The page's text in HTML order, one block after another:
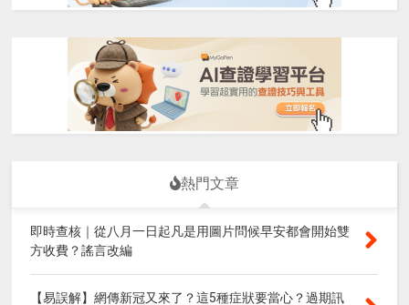
熱門文章
即時查核｜從八月一日起凡是用圖片問候早安都會開始雙
方收費？謠言改編
【易誤解】網傳新冠又來了？這5種症狀要當心？過期訊